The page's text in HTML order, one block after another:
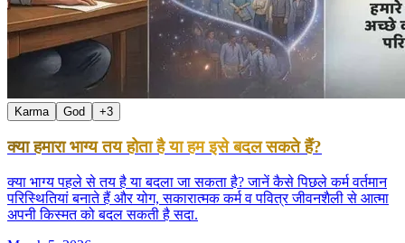
Karma God +3
क्या हमारा भाग्य तय होता है या हम इसे बदल सकते हैं?
क्या भाग्य पहले से तय है या बदला जा सकता है? जानें कैसे पिछले कर्म वर्तमान
परिस्थितियां बनाते हैं और योग, सकारात्मक कर्म व पवित्र जीवनशैली से आत्मा
अपनी किस्मत को बदल सकती है सदा.